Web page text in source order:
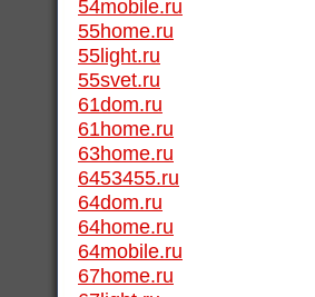
54mobile.ru
55home.ru
55light.ru
55svet.ru
61dom.ru
61home.ru
63home.ru
6453455.ru
64dom.ru
64home.ru
64mobile.ru
67home.ru